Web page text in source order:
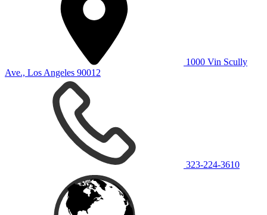
1000 Vin Scully
Ave., Los Angeles 90012
323-224-3610